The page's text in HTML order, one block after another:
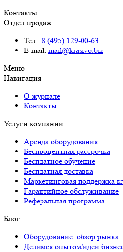
Контакты
Отдел продаж
Тел.: 8 (495) 129-00-63
E-mail: mail@krasivo.biz
Меню
Навигация
О журнале
Контакты
Услуги компании
Аренда оборудования
Беспроцентная рассрочка
Бесплатное обучение
Бесплатная доставка
Маркетинговая поддержка
Гарантийное обслуживание
Реферальная программа
Блог
Оборудование: обзор рынка
Делимся опытом/идеи